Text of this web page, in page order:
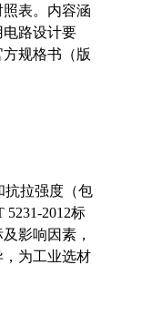
表。内容涵
路设计要
规格书（版
抗拉强度（包
5231-2012标
影响因素，
为工业选材